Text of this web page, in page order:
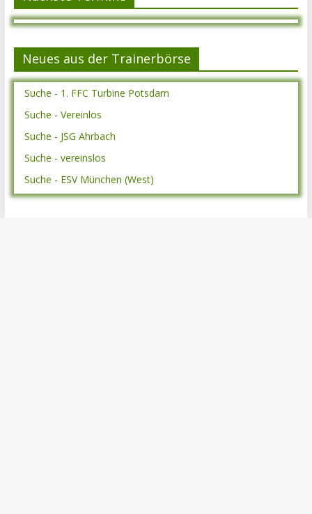
Neues aus der Trainerbörse
Suche - 1. FFC Turbine Potsdam
Suche - Vereinlos
Suche - JSG Ahrbach
Suche - vereinslos
Suche - ESV München (West)